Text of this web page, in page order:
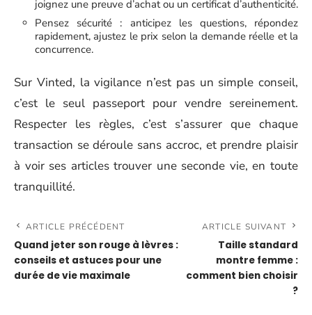
joignez une preuve d’achat ou un certificat d’authenticité.
Pensez sécurité : anticipez les questions, répondez
rapidement, ajustez le prix selon la demande réelle et la
concurrence.
Sur Vinted, la vigilance n’est pas un simple conseil,
c’est le seul passeport pour vendre sereinement.
Respecter les règles, c’est s’assurer que chaque
transaction se déroule sans accroc, et prendre plaisir
à voir ses articles trouver une seconde vie, en toute
tranquillité.
ARTICLE PRÉCÉDENT
Quand jeter son rouge à lèvres :
conseils et astuces pour une
durée de vie maximale
ARTICLE SUIVANT
Taille standard
montre femme :
comment bien choisir
?